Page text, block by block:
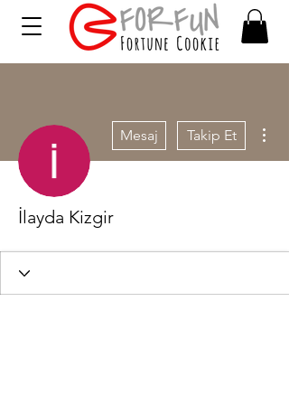
Mesaj Takip Et
İlayda Kizgir